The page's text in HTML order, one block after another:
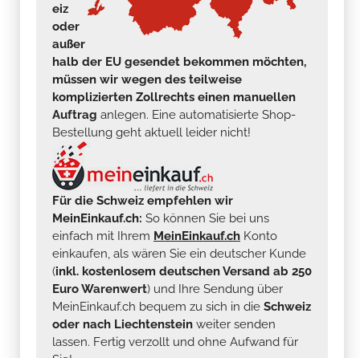
eiz
oder
außer
halb der EU gesendet bekommen möchten,
müssen wir wegen des teilweise
komplizierten Zollrechts einen manuellen
Auftrag anlegen. Eine automatisierte Shop-
Bestellung geht aktuell leider nicht!
Für die Schweiz empfehlen wir
MeinEinkauf.ch: So können Sie bei uns
einfach mit Ihrem MeinEinkauf.ch Konto
einkaufen, als wären Sie ein deutscher Kunde
(inkl. kostenlosem deutschen Versand ab 250
Euro Warenwert) und Ihre Sendung über
MeinEinkauf.ch bequem zu sich in die Schweiz
oder nach Liechtenstein weiter senden
lassen. Fertig verzollt und ohne Aufwand für